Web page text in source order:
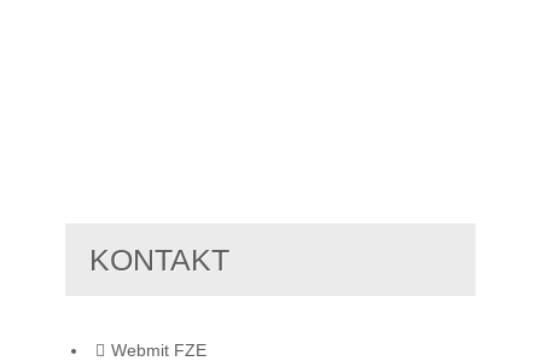
KONTAKT
Webmit FZE